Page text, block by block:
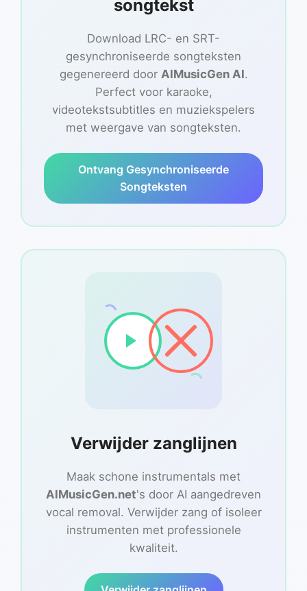
songtekst
Download LRC- en SRT-
gesynchroniseerde songteksten
gegenereerd door AIMusicGen AI.
Perfect voor karaoke,
videotekstsubtitles en muziekspelers
met weergave van songteksten.
Ontvang Gesynchroniseerde
Songteksten
Verwijder zanglijnen
Maak schone instrumentals met
AIMusicGen.net's door AI aangedreven
vocal removal. Verwijder zang of isoleer
instrumenten met professionele
kwaliteit.